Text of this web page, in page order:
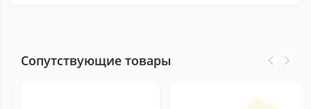
Сопутствующие товары